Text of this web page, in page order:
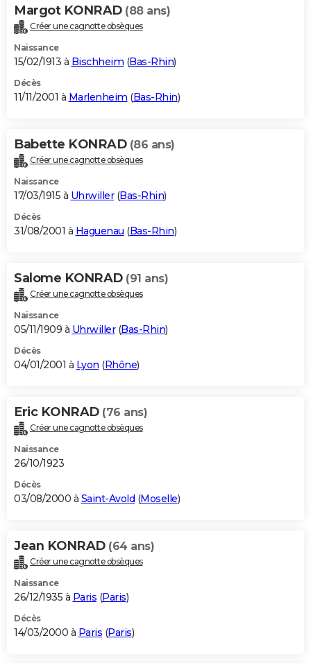
Margot KONRAD (88 ans)
Créer une cagnotte obsèques
Naissance
15/02/1913 à Bischheim (Bas-Rhin)
Décès
11/11/2001 à Marlenheim (Bas-Rhin)
Babette KONRAD (86 ans)
Créer une cagnotte obsèques
Naissance
17/03/1915 à Uhrwiller(Bas-Rhin)
Décès
31/08/2001 à Haguenau (Bas-Rhin)
Salome KONRAD (91 ans)
Créer une cagnotte obsèques
Naissance
05/11/1909 à Uhrwiller(Bas-Rhin)
Décès
04/01/2001 à Lyon (Rhône)
Eric KONRAD (76 ans)
Créer une cagnotte obsèques
Naissance
26/10/1923
Décès
03/08/2000 à Saint-Avold (Moselle)
Jean KONRAD (64 ans)
Créer une cagnotte obsèques
Naissance
26/12/1935 à Paris (Paris)
Décès
14/03/2000 à Paris (Paris)